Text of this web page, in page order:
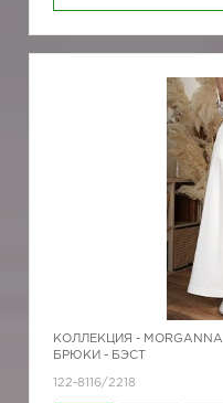
КОЛЛЕКЦИЯ - MORGANNA
БРЮКИ - БЭСТ
122-8116/2218